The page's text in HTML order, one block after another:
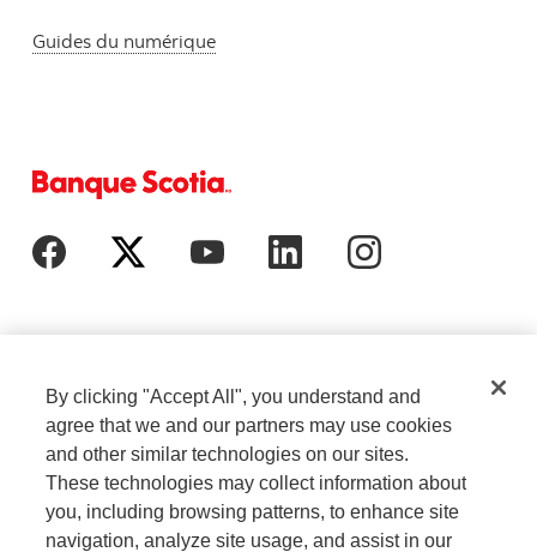
Guides du numérique
Paramètres des
témoins
Notes juridiques
By clicking "Accept All", you understand and
agree that we and our partners may use cookies
and other similar technologies on our sites.
These technologies may collect information about
you, including browsing patterns, to enhance site
navigation, analyze site usage, and assist in our